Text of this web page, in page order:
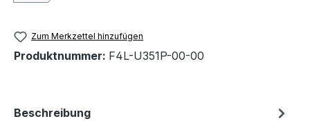
Zum Merkzettel hinzufügen
Produktnummer: F4L-U351P-00-00
Beschreibung